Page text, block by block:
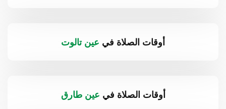
أوقات الصلاة في عين تالوت
أوقات الصلاة في عين طارق